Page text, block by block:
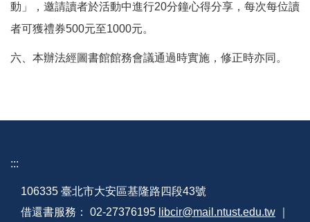
動」，邀請讀者於活動中進行20分鐘心得分享，每次每位讀
者可獲禮券500元至1000元。
六、本辦法經圖書館館務會議通過時實施，修正時亦同。
:::
106335 臺北市大安區基隆路四段43號
借還書服務： 02-27376195 libcir@mail.ntust.edu.tw